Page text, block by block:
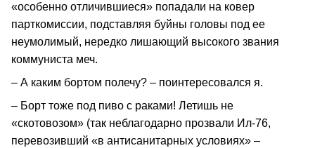
«особенно отличившиеся» попадали на ковер
парткомиссии, подставляя буйны головы под ее
неумолимый, нередко лишающий высокого звания
коммуниста меч.
– А каким бортом полечу? – поинтересовался я.
– Борт тоже под пиво с раками! Летишь не
«скотовозом» (так неблагодарно прозвали Ил-76,
перевозивший «в антисанитарных условиях» –